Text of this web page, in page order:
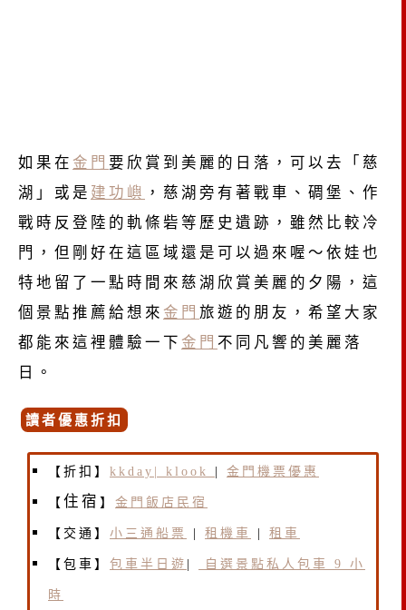
如果在 金門 要欣賞到美麗的日落，可以去「慈
湖」或是 建功嶼 ，慈湖旁有著戰車、碉堡、作
戰時反登陸的軌條砦等歷史遺跡，雖然比較冷
門，但剛好在這區域還是可以過來喔～依娃也
特地留了一點時間來慈湖欣賞美麗的夕陽，這
個景點推薦給想來 金門 旅遊的朋友，希望大家
都能來這裡體驗一下 金門 不同凡響的美麗落
日。
讀者優惠折扣
【折扣】 kkday| klook 金門機票優惠
【 住宿 】 金門飯店民宿
【交通】 小三通船票 租機車 租車
【包車】 包車半日遊 自選景點私人包車 9 小
時